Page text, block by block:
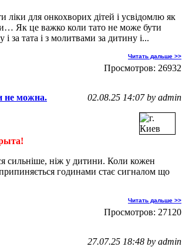
для онкохворих дітей і усвідомлю як
Як це важко коли тато не може бути
за тата і з молитвами за дитину і...
Читать дальше >>
Просмотров: 26932
не можна. 02.08.25 14:07 by admin
сильніше, ніж у дитини. Коли кожен
годинами стає сигналом що
Читать дальше >>
Просмотров: 27120
27.07.25 18:48 by admin